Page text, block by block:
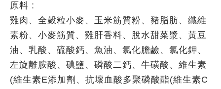
原料 :
雞肉、全穀粒小麥、玉米筋質粉、豬脂肪、纖維
素粉、小麥筋質、雞肝香料、脫水甜菜漿、黃豆
油、乳酸、硫酸鈣、魚油、氯化膽鹼、氯化鉀、
左旋離胺酸、碘鹽、磷酸二鈣、牛磺酸、維生素
(維生素E添加劑、抗壞血酸多聚磷酸酯(維生素C